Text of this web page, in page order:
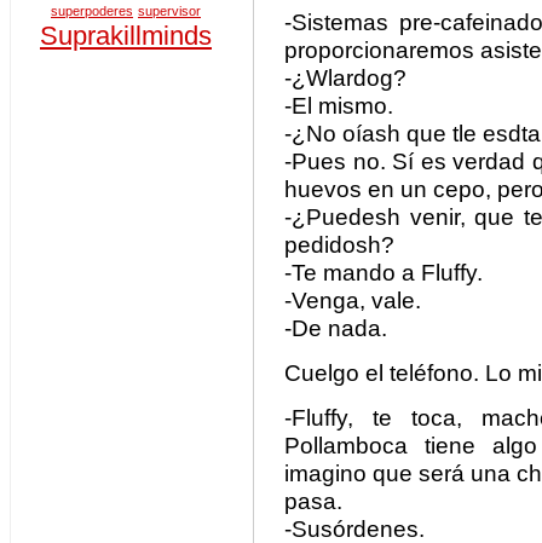
superpoderes supervisor
Suprakillminds
-Sistemas pre-
proporcionaremos
-¿Wlardog?
-El mismo.
-¿No oíash que tle
-Pues no. Sí es verdad
huevos en un cepo,
-¿Puedesh venir, que
pedidosh?
-Te mando a Fluffy.
-Venga, vale.
-De nada.
Cuelgo el teléfono. Lo
-Fluffy, te toca,
Pollamboca tiene
imagino que será una
pasa.
-Susórdenes.